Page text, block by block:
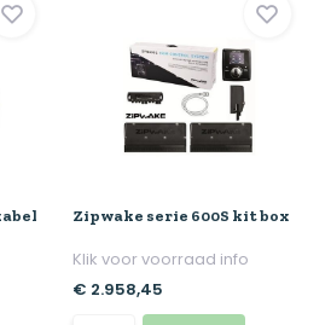
Zipwake serie 600S kit box
Klik voor voorraad info
€ 2.958,45